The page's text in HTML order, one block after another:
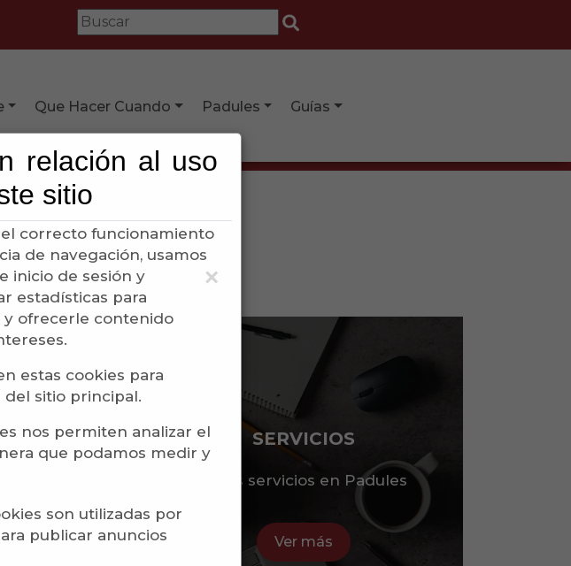
×
relación al uso
sitio
correcto funcionamiento
de navegación, usamos
inicio de sesión y
estadísticas para
y ofrecerle contenido
estas cookies para
sitio principal.
nos permiten analizar el
que podamos medir y
son utilizadas por
publicar anuncios
Que Hacer Cuando Padules Guías
SERVICIOS
Otros servicios en Padules
Ver más